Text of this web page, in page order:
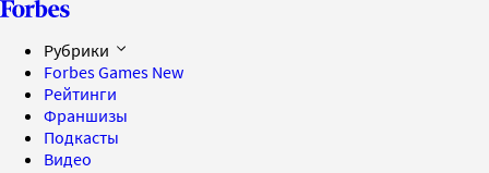
Рубрики
Forbes Games New
Рейтинги
Франшизы
Подкасты
Видео